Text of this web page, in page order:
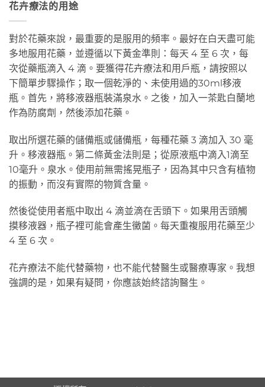
花卉療法的用途
對於花藥來說，最重要的是服用的頻率。最好在白天盡可能
多地服用花藥，並遵循以下黃金準則：每天 4 至 6 次，每
次從藥瓶滴入 4 滴。要獲得花卉療法和用戶瓶，請按照以
下簡單步驟操作；取一個乾淨的、未使用過的30ml移液
瓶。首先，將移液器瓶裝滿泉水。之後，加入一茶匙白蘭地
作為防腐劑，然後添加花藥。
取出所選花藥的儲備瓶或儲備瓶，每種花藥 3 滴加入 30 毫
升。移液器瓶。第二條黃金法則是；從原液瓶中滴入1滴至
10毫升。泉水。使用前無需搖晃瓶子，因為其中只含有植物
的振動，而沒有實際的物質含量。
然後從使用者瓶中取出 4 滴並滴在舌頭下。如果用舌頭觸
摸移液器，瓶子裡可能會產生黴菌。每天重複服用花藥至少
4 至 6 次。
花卉療法不能代替藥物，也不能代替醫生或醫療專家。我想
強調的是，如果有疑問，你應該始終諮詢醫生。